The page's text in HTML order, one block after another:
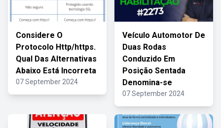
Considere O
Protocolo Http/https.
Qual Das Alternativas
Abaixo Está Incorreta
07 September 2024
Veículo Automotor De
Duas Rodas
Conduzido Em
Posição Sentada
Denomina-se
07 September 2024